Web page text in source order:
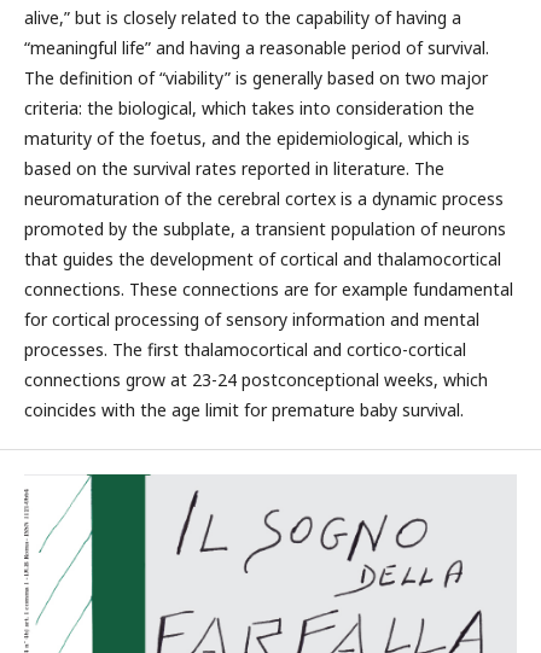
alive,” but is closely related to the capability of having a
“meaningful life” and having a reasonable period of survival.
The definition of “viability” is generally based on two major
criteria: the biological, which takes into consideration the
maturity of the foetus, and the epidemiological, which is
based on the survival rates reported in literature. The
neuromaturation of the cerebral cortex is a dynamic process
promoted by the subplate, a transient population of neurons
that guides the development of cortical and thalamocortical
connections. These connections are for example fundamental
for cortical processing of sensory information and mental
processes. The first thalamocortical and cortico-cortical
connections grow at 23-24 postconceptional weeks, which
coincides with the age limit for premature baby survival.